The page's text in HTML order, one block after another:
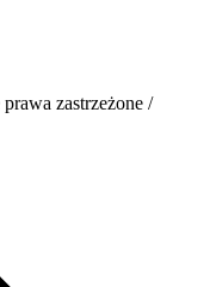
zastrzeżone /